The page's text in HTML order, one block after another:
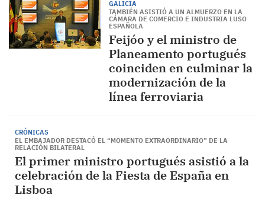
GALICIA
TAMBIÉN ASISTIÓ A UN ALMUERZO EN LA
CÁMARA DE COMERCIO E INDUSTRIA LUSO
ESPAÑOLA
Feijóo y el ministro de
Planeamento portugués
coinciden en culminar la
modernización de la
línea ferroviaria
CRÓNICAS
EL EMBAJADOR DESTACÓ EL “MOMENTO EXTRAORDINARIO” DE LA
RELACIÓN BILATERAL
El primer ministro portugués asistió a la
celebración de la Fiesta de España en
Lisboa